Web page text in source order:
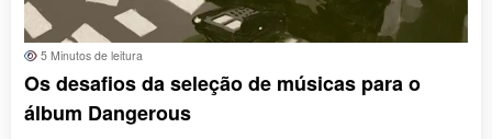
5 Minutos de leitura
Os desafios da seleção de músicas para o
álbum Dangerous